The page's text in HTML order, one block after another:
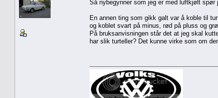
Så nybegynner som jeg er med luftkjølt spør
En annen ting som gikk galt var å koble til
og koblet svart på minus, rød på pluss og
På bruksanvisningen står det at jeg skal
har slik turteller? Det kunne virke som om